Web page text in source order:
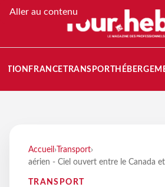
Aller au contenu
FRANCETRANSPORT
Accueil › Transport›
aérien - Ciel ouvert entre le Canada
TRANSPORT